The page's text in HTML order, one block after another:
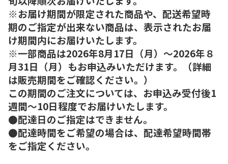
※お届け期間が限定された商品や、配送希望時
期のご指定が出来ない商品は、表示されたお届
け期間内にお届けいたします。
※一部商品は2026年8月17日（月）～2026年８
月31日（月）もお申込みいただけます。（詳細
は販売期間をご確認ください。）
この期間のご注文については、お申込み受付後1
週間～10日程度でお届けいたします。
●配達日のご指定はできません。
●配達時間をご希望の場合は、配達希望時間帯
をご指定ください。